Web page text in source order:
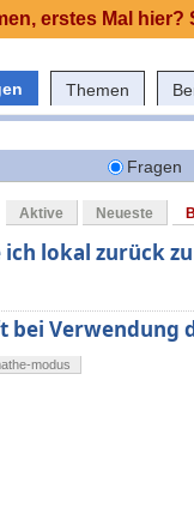
Themen
Fragen
Aktive Neueste
ich lokal zurück
bei Verwendung
modus
erstes Mal hier?